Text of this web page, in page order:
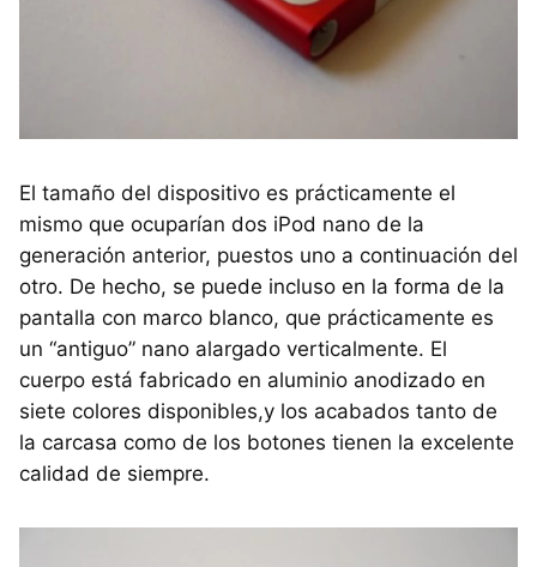
El tamaño del dispositivo es prácticamente el
mismo que ocuparían dos iPod nano de la
generación anterior, puestos uno a continuación del
otro. De hecho, se puede incluso en la forma de la
pantalla con marco blanco, que prácticamente es
un “antiguo” nano alargado verticalmente. El
cuerpo está fabricado en aluminio anodizado en
siete colores disponibles,y los acabados tanto de
la carcasa como de los botones tienen la excelente
calidad de siempre.